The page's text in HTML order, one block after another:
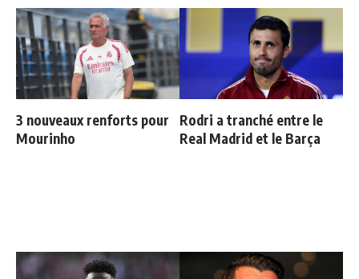
3 nouveaux renforts pour
Mourinho
Rodri a tranché entre le
Real Madrid et le Barça